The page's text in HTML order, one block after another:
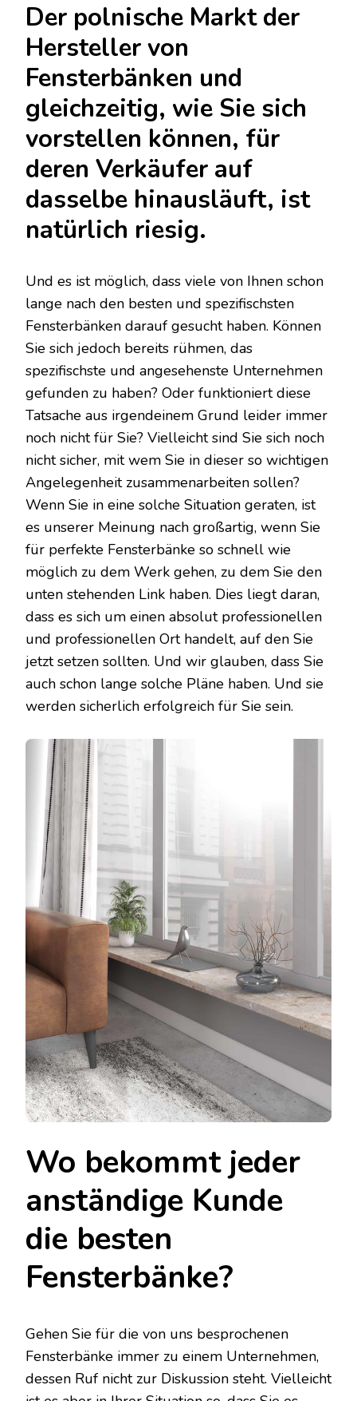
Der polnische Markt der
Hersteller von
Fensterbänken und
gleichzeitig, wie Sie sich
vorstellen können, für
deren Verkäufer auf
dasselbe hinausläuft, ist
natürlich riesig.
Und es ist möglich, dass viele von Ihnen schon
lange nach den besten und spezifischsten
Fensterbänken darauf gesucht haben. Können
Sie sich jedoch bereits rühmen, das
spezifischste und angesehenste Unternehmen
gefunden zu haben? Oder funktioniert diese
Tatsache aus irgendeinem Grund leider immer
noch nicht für Sie? Vielleicht sind Sie sich noch
nicht sicher, mit wem Sie in dieser so wichtigen
Angelegenheit zusammenarbeiten sollen?
Wenn Sie in eine solche Situation geraten, ist
es unserer Meinung nach großartig, wenn Sie
für perfekte Fensterbänke so schnell wie
möglich zu dem Werk gehen, zu dem Sie den
unten stehenden Link haben. Dies liegt daran,
dass es sich um einen absolut professionellen
und professionellen Ort handelt, auf den Sie
jetzt setzen sollten. Und wir glauben, dass Sie
auch schon lange solche Pläne haben. Und sie
werden sicherlich erfolgreich für Sie sein.
Wo bekommt jeder
anständige Kunde
die besten
Fensterbänke?
Gehen Sie für die von uns besprochenen
Fensterbänke immer zu einem Unternehmen,
dessen Ruf nicht zur Diskussion steht. Vielleicht